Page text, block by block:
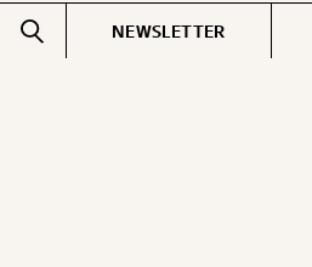
NEWSLETTER